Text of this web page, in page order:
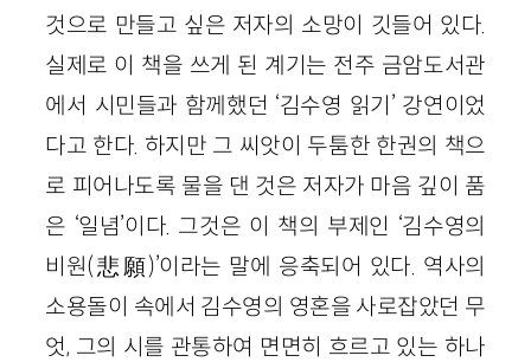
것으로 만들고 싶은 저자의 소망이 깃들어 있다.
실제로 이 책을 쓰게 된 계기는 전주 금암도서관
에서 시민들과 함께했던 ‘김수영 읽기’ 강연이었
다고 한다. 하지만 그 씨앗이 두툼한 한권의 책으
로 피어나도록 물을 댄 것은 저자가 마음 깊이 품
은 ‘일념’이다. 그것은 이 책의 부제인 ‘김수영의
비원(悲願)’이라는 말에 응축되어 있다. 역사의
소용돌이 속에서 김수영의 영혼을 사로잡았던 무
엇, 그의 시를 관통하여 면면히 흐르고 있는 하나